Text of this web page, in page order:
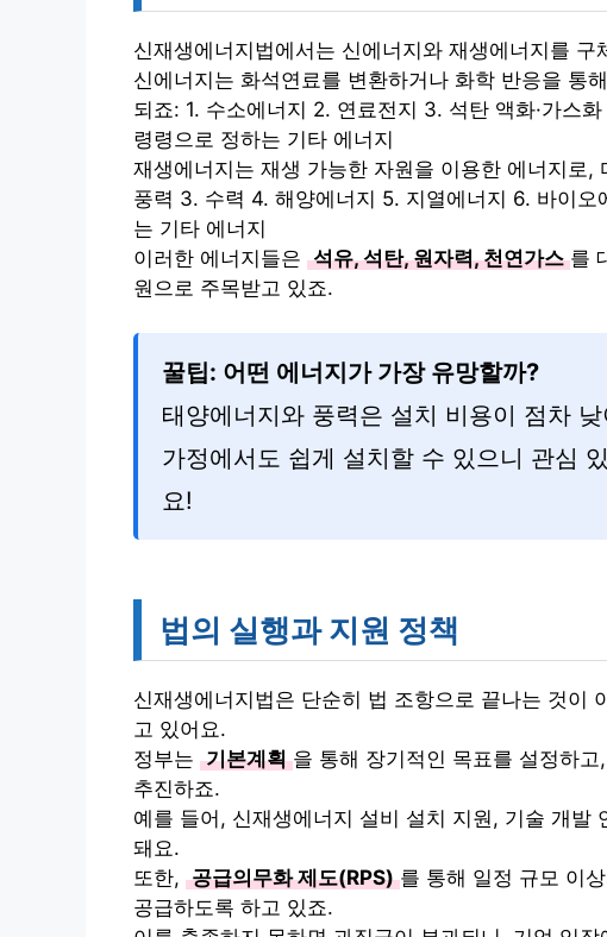
신재생에너지법에서는 신에너지와 재생에너지를 구
신에너지는 화석연료를 변환하거나 화학 반응을 통
되죠: 1. 수소에너지 2. 연료전지 3. 석탄 액화·가스
령령으로 정하는 기타 에너지
재생에너지는 재생 가능한 자원을 이용한 에너지로,
풍력 3. 수력 4. 해양에너지 5. 지열에너지 6. 바이
는 기타 에너지
이러한 에너지들은 석유, 석탄, 원자력, 천연가스 를
원으로 주목받고 있죠.
꿀팁: 어떤 에너지가 가장 유망할까?
태양에너지와 풍력은 설치 비용이 점차
가정에서도 쉽게 설치할 수 있으니 관심
요!
법의 실행과 지원 정책
신재생에너지법은 단순히 법 조항으로 끝나는 것이
고 있어요.
정부는 기본계획 을 통해 장기적인 목표를 설정하고
추진하죠.
예를 들어, 신재생에너지 설비 설치 지원, 기술 개발
돼요.
또한, 공급의무화 제도(RPS) 를 통해 일정 규모 이
공급하도록 하고 있죠.